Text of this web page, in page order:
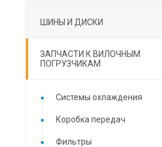
ШИНЫ И ДИСКИ
ЗАПЧАСТИ К ВИЛОЧНЫМ
ПОГРУЗЧИКАМ
Cистемы охлаждения
Коробка передач
Фильтры